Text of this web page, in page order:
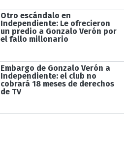
Otro escándalo en
Independiente: Le ofrecieron
un predio a Gonzalo Verón por
el fallo millonario
Embargo de Gonzalo Verón a
Independiente: el club no
cobrará 18 meses de derechos
de TV